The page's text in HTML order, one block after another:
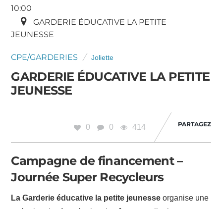
10:00
GARDERIE ÉDUCATIVE LA PETITE
JEUNESSE
CPE/GARDERIES Joliette
GARDERIE ÉDUCATIVE LA PETITE
JEUNESSE
0 0 414 PARTAGEZ
Campagne de financement –
Journée Super Recycleurs
La Garderie éducative la petite jeunesse organise une